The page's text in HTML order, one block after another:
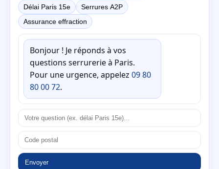
Délai Paris 15e
Serrures A2P
Assurance effraction
Bonjour ! Je réponds à vos
questions serrurerie à Paris.
Pour une urgence, appelez 09 80
80 00 72.
Envoyer